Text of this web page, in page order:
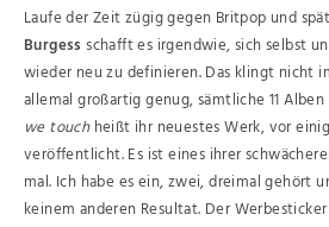
Laufe der Zeit zügig gegen Britpop und
Burgess schafft es irgendwie, sich selbst
wieder neu zu definieren. Das klingt nicht
allemal großartig genug, sämtliche 11
we touchheißt ihr neuestes Werk, vor
veröffentlicht. Es ist eines ihrer
mal. Ich habe es ein, zwei, dreimal gehört
keinem anderen Resultat. Der